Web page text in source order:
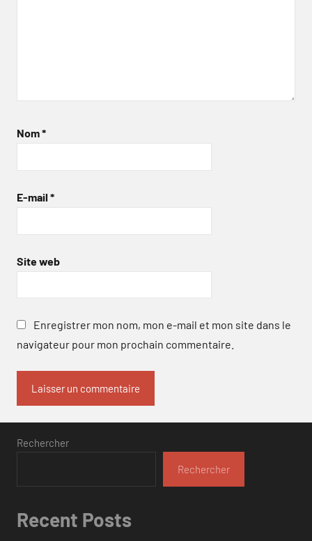
Nom*
E-mail *
Site web
Enregistrer mon nom, mon e-mail et mon site dans le
navigateur pour mon prochain commentaire.
Rechercher
Rechercher
Recent Posts